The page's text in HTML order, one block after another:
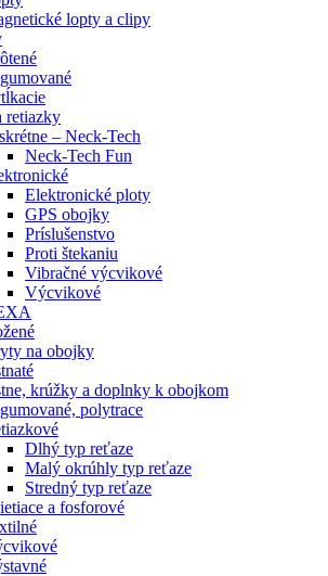
lopty a clipy
retiazky
– Neck-Tech
Neck-Tech Fun
Elektronické ploty
GPS obojky
Príslušenstvo
Proti štekaniu
Vibračné výcvikové
Výcvikové
na obojky
krúžky a doplnky k obojkom
polytrace
Dlhý typ reťaze
Malý okrúhly typ reťaze
Stredný typ reťaze
a fosforové